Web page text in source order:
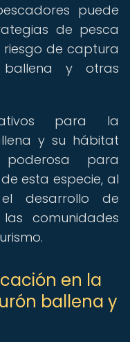
puede
de pesca
riesgo de captura
ballena y otras
para la
y su hábitat
para
esta especie, al
desarrollo de
comunidades
en la
ballena y